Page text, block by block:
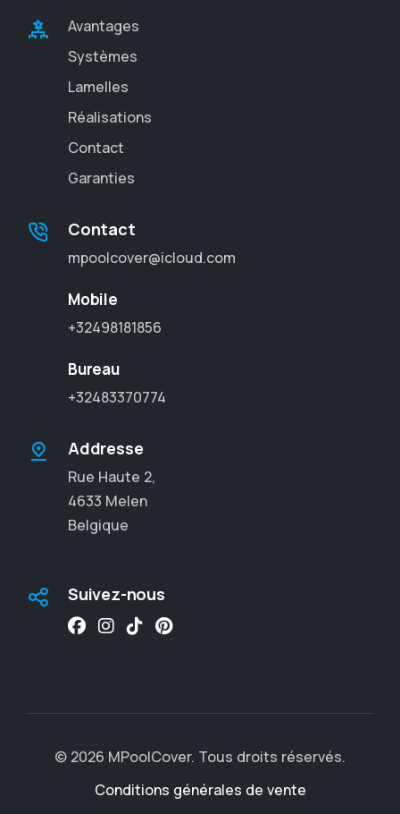
Avantages
Systèmes
Lamelles
Réalisations
Contact
Garanties
Contact
mpoolcover@icloud.com
Mobile
+32498181856
Bureau
+32483370774
Addresse
Rue Haute 2,
4633 Melen
Belgique
Suivez-nous
© 2026 MPoolCover. Tous droits réservés.
Conditions générales de vente